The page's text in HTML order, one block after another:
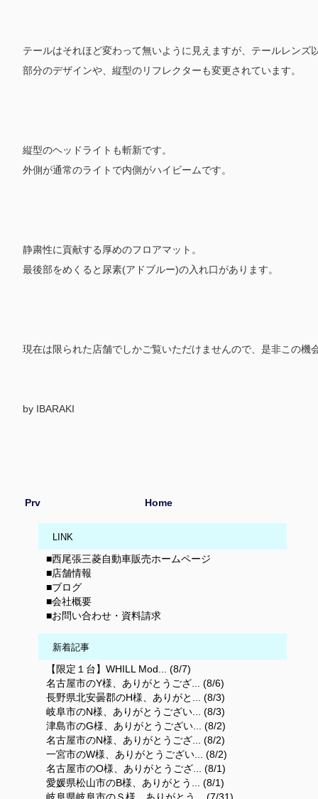
テールはそれほど変わって無いように見えますが、テールレンズ
部分のデザインや、縦型のリフレクターも変更されています。
縦型のヘッドライトも斬新です。
外側が通常のライトで内側がハイビームです。
静粛性に貢献する厚めのフロアマット。
最後部をめくると尿素(アドブルー)の入れ口があります。
現在は限られた店舗でしかご覧いただけませんので、是非この機
by IBARAKI
Prv Home
LINK
■西尾張三菱自動車販売ホームページ
■店舗情報
■ブログ
■会社概要
■お問い合わせ・資料請求
新着記事
【限定１台】WHILL Mod... (8/7)
名古屋市のY様、ありがとうござ... (8/6)
長野県北安曇郡のH様、ありがと... (8/3)
岐阜市のN様、ありがとうござい... (8/3)
津島市のG様、ありがとうござい... (8/2)
名古屋市のN様、ありがとうござ... (8/2)
一宮市のW様、ありがとうござい... (8/2)
名古屋市のO様、ありがとうござ... (8/1)
愛媛県松山市のB様、ありがとう... (8/1)